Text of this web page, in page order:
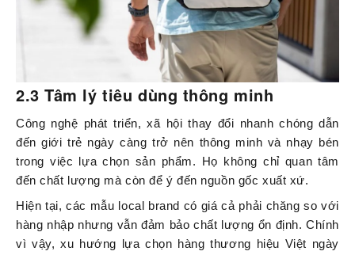
2.3 Tâm lý tiêu dùng thông minh
Công nghệ phát triển, xã hội thay đổi nhanh chóng dẫn
đến giới trẻ ngày càng trở nên thông minh và nhạy bén
trong việc lựa chọn sản phẩm. Họ không chỉ quan tâm
đến chất lượng mà còn để ý đến nguồn gốc xuất xứ.
Hiện tại, các mẫu local brand có giá cả phải chăng so với
hàng nhập nhưng vẫn đảm bảo chất lượng ổn định. Chính
vì vậy, xu hướng lựa chọn hàng thương hiệu Việt ngày